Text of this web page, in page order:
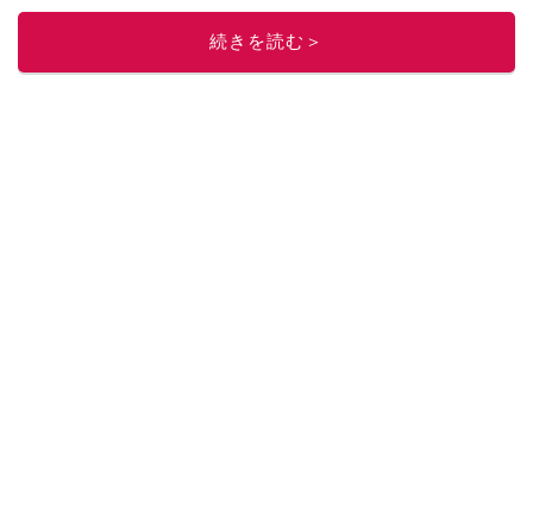
このイチオシストの他の記事を読む
続きを読む＞